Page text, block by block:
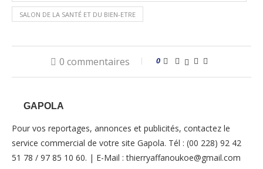
SALON DE LA SANTÉ ET DU BIEN-ETRE
0 commentaires 0
GAPOLA
Pour vos reportages, annonces et publicités, contactez le
service commercial de votre site Gapola. Tél : (00 228) 92 42
51 78 / 97 85 10 60. | E-Mail : thierryaffanoukoe@gmail.com